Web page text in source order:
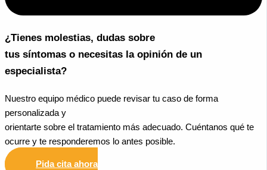
¿Tienes molestias, dudas sobre
tus síntomas o necesitas la opinión de un
especialista?
Nuestro equipo médico puede revisar tu caso de forma
personalizada y
orientarte sobre el tratamiento más adecuado. Cuéntanos qué te
ocurre y te responderemos lo antes posible.
Pida cita ahora